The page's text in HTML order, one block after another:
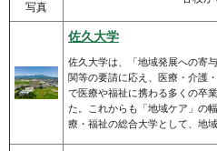
写真
佐久大学
佐久大学は、「地域発展への寄
関等の要請に応え、医療・介護
で医療や福祉に携わる多くの卒
た。これからも「地域ケア」の
療・福祉の総合大学として、地